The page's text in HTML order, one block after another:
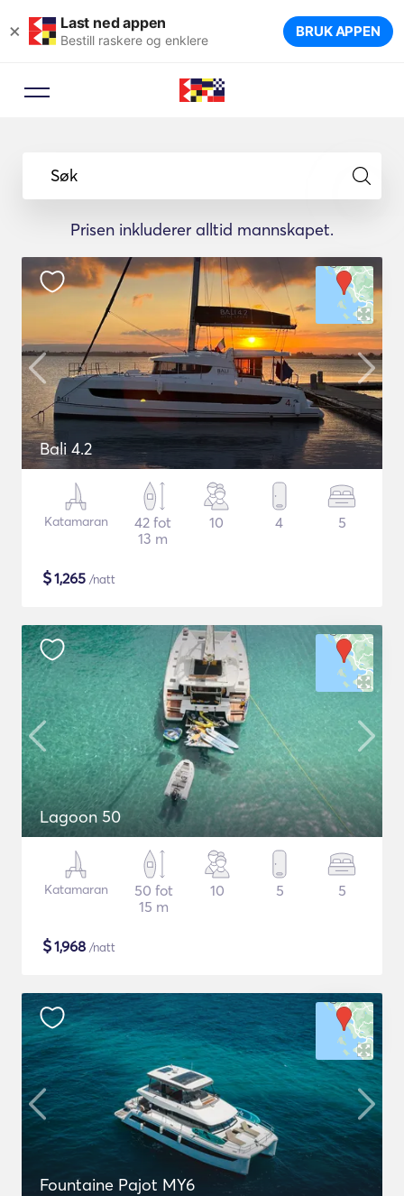
× Last ned appen
Bestill raskere og enklere BRUK APPEN
Søk
Prisen inkluderer alltid mannskapet.
Bali 4.2
Katamaran
42 fot
13 m
10 4 5
$1,265 /natt
Lagoon 50
Katamaran
50 fot
15 m
10 5 5
$1,968 /natt
Fountaine Pajot MY6